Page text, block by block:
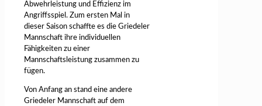
Abwehrleistung und Effizienz im
Angriffsspiel. Zum ersten Mal in
dieser Saison schaffte es die Griedeler
Mannschaft ihre individuellen
Fähigkeiten zu einer
Mannschaftsleistung zusammen zu
fügen.
Von Anfang an stand eine andere
Griedeler Mannschaft auf dem